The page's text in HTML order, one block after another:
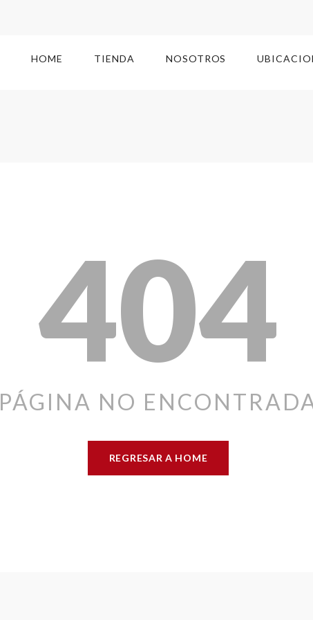
HOME TIENDA NOSOTROS
404
PÁGINA NO
REGRESAR A HOME